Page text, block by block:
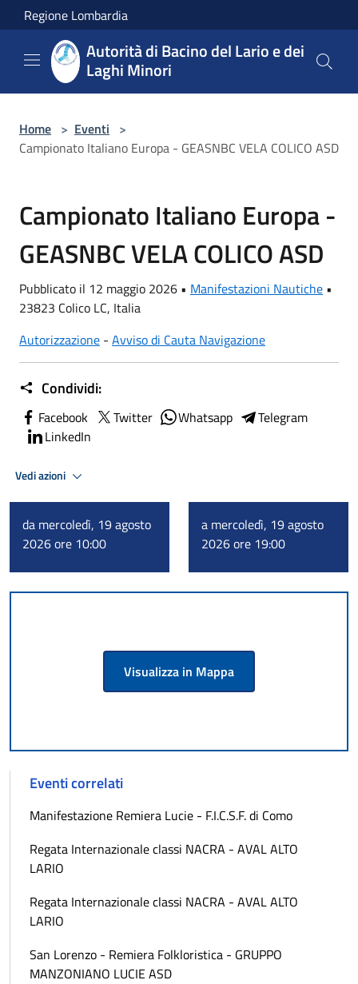
Salta al contenuto principale
Regione Lombardia
Autorità di Bacino del Lario e dei
Laghi Minori
Home > Eventi >
Campionato Italiano Europa - GEASNBC VELA COLICO ASD
Campionato Italiano Europa -
GEASNBC VELA COLICO ASD
Pubblicato il 12 maggio 2026 • Manifestazioni Nautiche •
23823 Colico LC, Italia
Autorizzazione - Avviso di Cauta Navigazione
Condividi:
Facebook Twitter Whatsapp
Telegram
LinkedIn
Vedi azioni
da mercoledì, 19 agosto
2026 ore 10:00
a mercoledì, 19 agosto
2026 ore 19:00
Visualizza in Mappa
Eventi correlati
Manifestazione Remiera Lucie - F.I.C.S.F. di Como
Regata Internazionale classi NACRA - AVAL ALTO
LARIO
Regata Internazionale classi NACRA - AVAL ALTO
LARIO
San Lorenzo - Remiera Folkloristica - GRUPPO
MANZONIANO LUCIE ASD